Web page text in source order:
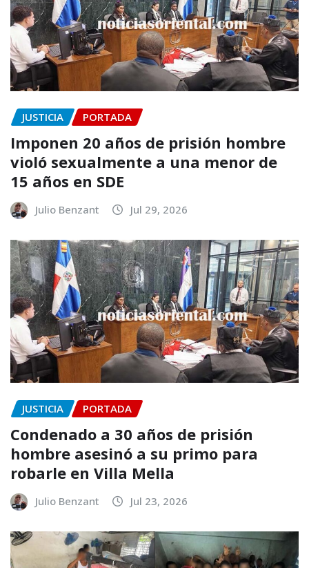
JUSTICIA PORTADA
Imponen 20 años de prisión hombre
violó sexualmente a una menor de
15 años en SDE
Julio Benzant Jul 29, 2026
JUSTICIA PORTADA
Condenado a 30 años de prisión
hombre asesinó a su primo para
robarle en Villa Mella
Julio Benzant Jul 23, 2026